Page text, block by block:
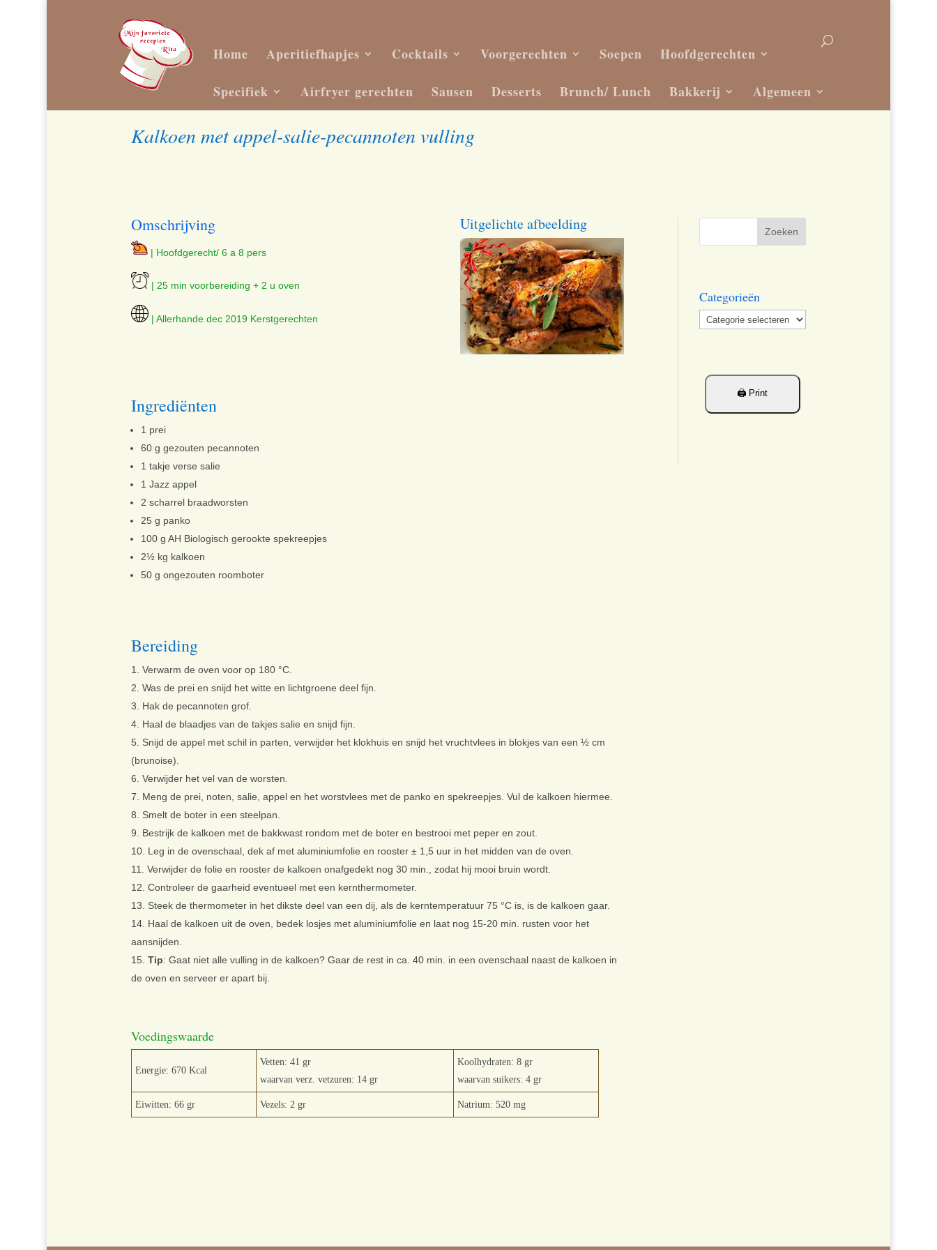
Home Aperitiefhapjes Cocktails Voorgerechten Soepen Hoofdgerechten
Specifiek Airfryer gerechten Sausen Desserts Brunch/ Lunch Bakkerij Algemeen
Kalkoen met appel-salie-pecannoten vulling
Omschrijving
| Hoofdgerecht/ 6 a 8 pers
| 25 min voorbereiding + 2 u oven
| Allerhande dec 2019 Kerstgerechten
Uitgelichte afbeelding
Ingrediënten
1 prei
60 g gezouten pecannoten
1 takje verse salie
1 Jazz appel
2 scharrel braadworsten
25 g panko
100 g AH Biologisch gerookte spekreepjes
2½ kg kalkoen
50 g ongezouten roomboter
Bereiding
Verwarm de oven voor op 180 °C.
Was de prei en snijd het witte en lichtgroene deel fijn.
Hak de pecannoten grof.
Haal de blaadjes van de takjes salie en snijd fijn.
Snijd de appel met schil in parten, verwijder het klokhuis en snijd het vruchtvlees in blokjes van een ½ cm
(brunoise).
Verwijder het vel van de worsten.
Meng de prei, noten, salie, appel en het worstvlees met de panko en spekreepjes. Vul de kalkoen hiermee.
Smelt de boter in een steelpan.
Bestrijk de kalkoen met de bakkwast rondom met de boter en bestrooi met peper en zout.
Leg in de ovenschaal, dek af met aluminiumfolie en rooster ± 1,5 uur in het midden van de oven.
Verwijder de folie en rooster de kalkoen onafgedekt nog 30 min., zodat hij mooi bruin wordt.
Controleer de gaarheid eventueel met een kernthermometer.
Steek de thermometer in het dikste deel van een dij, als de kerntemperatuur 75 °C is, is de kalkoen gaar.
Haal de kalkoen uit de oven, bedek losjes met aluminiumfolie en laat nog 15-20 min. rusten voor het
aansnijden.
Tip: Gaat niet alle vulling in de kalkoen? Gaar de rest in ca. 40 min. in een ovenschaal naast de kalkoen in
de oven en serveer er apart bij.
Voedingswaarde
Energie: 670 Kcal
Vetten: 41 gr
waarvan verz. vetzuren: 14 gr
Koolhydraten: 8 gr
waarvan suikers: 4 gr
Eiwitten: 66 gr Vezels: 2 gr Natrium: 520 mg
Categorieën
Categorieën